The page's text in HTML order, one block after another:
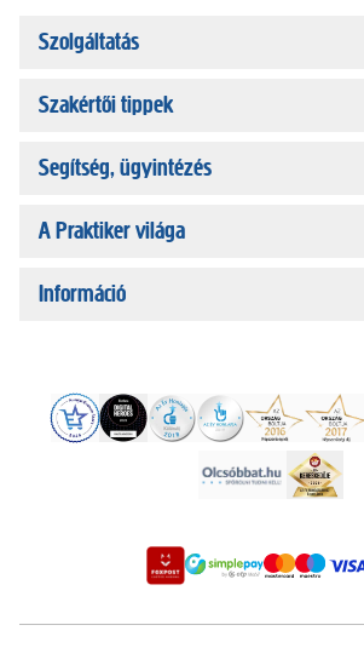
Szolgáltatás
Szakértői tippek
Segítség, ügyintézés
A Praktiker világa
Információ